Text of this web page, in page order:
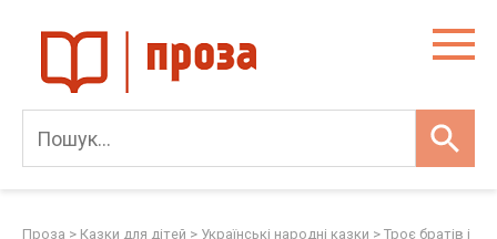
content
Проза > Казки для дітей > Українські народні казки > Троє братів і